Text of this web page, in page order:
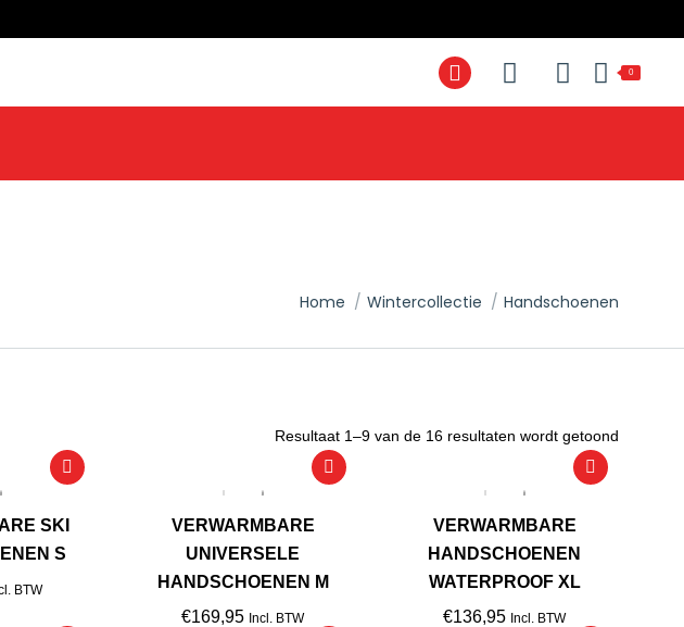
0
You are here:
Home Wintercollectie Handschoenen
Resultaat 1–9 van de 16 resultaten wordt getoond
SKI
S
BTW
VERWARMBARE
UNIVERSELE
HANDSCHOENEN M
€169,95 Incl. BTW
VERWARMBARE
HANDSCHOENEN
WATERPROOF XL
€136,95 Incl. BTW